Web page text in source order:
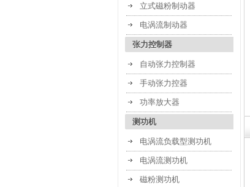
立式磁粉制动器
电涡流制动器
张力控制器
自动张力控制器
手动张力控器
功率放大器
测功机
电涡流负载型测功机
电涡流测功机
磁粉测功机